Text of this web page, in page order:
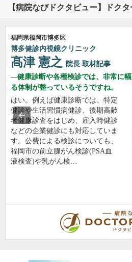
【病院なびドクタビュー】ドク
福岡県福岡市博多区
博多健診内視鏡クリニック
髙津 憲之 院長 取材記事
健康診断や各種検診では、非常に
る体制が整っているそうですね。
はい。例えば健康診断では、特定
健診や生活習慣病健診、後期高齢
者健康診査をはじめ、雇入時健診
などの企業健診にも対応していま
す。公費による検診についても、
福岡市の前立腺がん検診(PSA血
液検査)や乳がん検…